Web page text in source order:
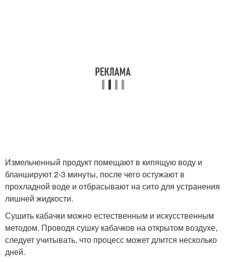
Измельченный продукт помещают в кипящую воду и
бланшируют 2-3 минуты, после чего остужают в
прохладной воде и отбрасывают на сито для устранения
лишней жидкости.
Сушить кабачки можно естественным и искусственным
методом. Проводя сушку кабачков на открытом воздухе,
следует учитывать, что процесс может длится несколько
дней.